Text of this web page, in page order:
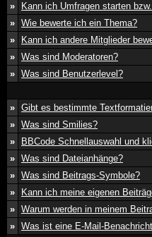
»
Kann ich Umfragen starten
» Wie bewerte ich ein Thema?
»
Kann ich andere Mitglieder
» Was sind Moderatoren?
» Was sind Benutzerlevel?
» Gibt es bestimmte
» Was sind Smilies?
»
BBCode Schnellauswahl und
» Was sind Dateianhänge?
» Was sind Beitrags-Symbole?
»
Kann ich meine eigenen
» Warum werden in meinem
» Was ist eine E-Mail-